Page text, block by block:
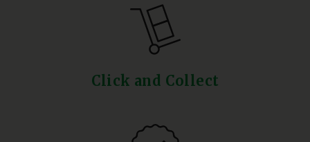
Click and Collect